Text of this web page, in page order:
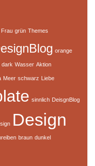
Frau grün Themes
orange
dark Wasser Aktion
Meer schwarz Liebe
sinnlich DeisgnBlog
Design
braun dunkel